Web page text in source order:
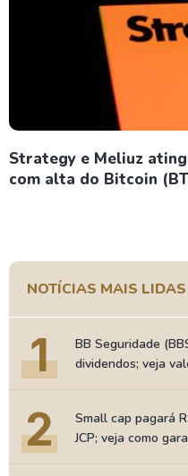
Strategy e Meliuz
com alta do Bitcoin
NOTÍCIAS MAIS LIDAS
1
BB Seguridade
dividendos; veja
2
Small cap pagará
JCP; veja como